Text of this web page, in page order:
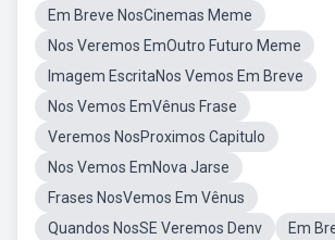
Em Breve NosCinemas Meme
Nos Veremos EmOutro Futuro Meme
Imagem EscritaNos Vemos Em Breve
Nos Vemos EmVênus Frase
Veremos NosProximos Capitulo
Nos Vemos EmNova Jarse
Frases NosVemos Em Vênus
Quandos NosSE Veremos Denv
Em